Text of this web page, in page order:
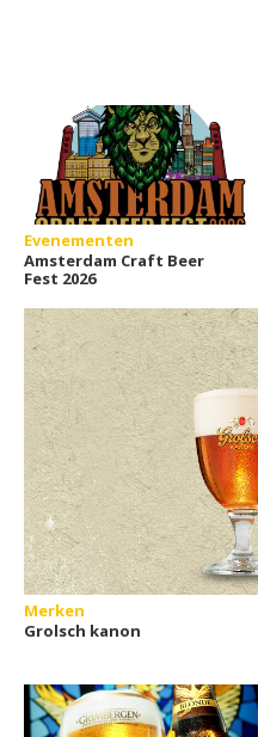
Evenementen
Amsterdam Craft Beer
Fest 2026
Merken
Grolsch kanon